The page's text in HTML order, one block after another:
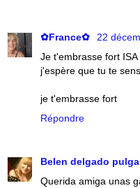
✿France✿
22
Je t'embrasse fort
j'espère que tu te
je t'embrasse fort
Répondre
Belen delgado
Querida amiga unas